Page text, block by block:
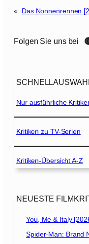
« Das Nonnenrennen
Folgen Sie uns bei
Nur ausführliche
Kritiken zu TV-Serien
Kritiken-Übersicht A-Z
NEUESTE
You, Me & Italy
Spider-Man: Brand